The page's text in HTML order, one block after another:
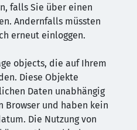
falls Sie über einen
Andernfalls müssten
erneut einloggen.
objects, die auf Ihrem
Diese Objekte
Daten unabhängig
Browser und haben kein
Die Nutzung von